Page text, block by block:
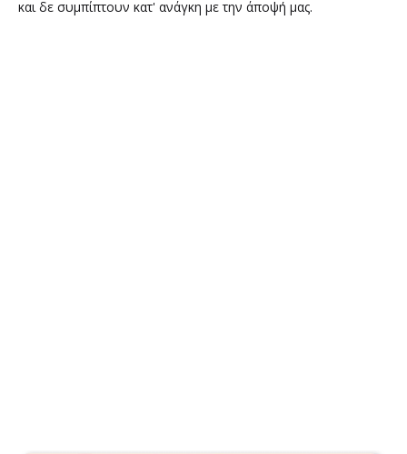
και δε συμπίπτουν κατ' ανάγκη με την άποψή μας.